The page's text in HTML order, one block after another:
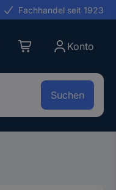
Fachhandel seit 1923
Konto
Suchen